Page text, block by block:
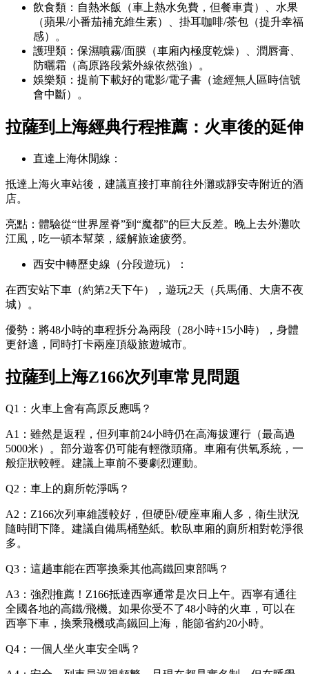
飲食類：自熱米飯（車上熱水免費，但餐車貴）、水果
（蘋果/小番茄補充維生素）、掛耳咖啡/茶包（提升幸福
感）。
護理類：保濕噴霧/面膜（車廂內極度乾燥）、潤唇膏、
防曬霜（高原路段紫外線依然強）。
娛樂類：提前下載好的電影/電子書（途經無人區時信號
會中斷）。
拉薩到上海經典行程推薦：火車後的延伸
直達上海休閒線：
抵達上海火車站後，建議直接打車前往外灘或靜安寺附近的酒
店。
亮點：體驗從“世界屋脊”到“魔都”的巨大反差。晚上去外灘吹
江風，吃一頓本幫菜，緩解旅途疲勞。
西安中轉歷史線（分段遊玩）：
在西安站下車（約第2天下午），遊玩2天（兵馬俑、大唐不夜
城）。
優勢：將48小時的車程拆分為兩段（28小時+15小時），身體
更舒適，同時打卡兩座頂級旅遊城市。
拉薩到上海Z166次列車常見問題
Q1：火車上會有高原反應嗎？
A1：雖然是返程，但列車前24小時仍在高海拔運行（最高過
5000米）。部分遊客仍可能有輕微頭痛。車廂有供氧系統，一
般症狀較輕。建議上車前不要劇烈運動。
Q2：車上的廁所乾淨嗎？
A2：Z166次列車維護較好，但硬卧/硬座車廂人多，衛生狀況
隨時間下降。建議自備馬桶墊紙。軟臥車廂的廁所相對乾淨很
多。
Q3：這趟車能在西寧換乘其他高鐵回東部嗎？
A3：強烈推薦！Z166抵達西寧通常是次日上午。西寧有通往
全國各地的高鐵/飛機。如果你受不了48小時的火車，可以在
西寧下車，換乘飛機或高鐵回上海，能節省約20小時。
Q4：一個人坐火車安全嗎？